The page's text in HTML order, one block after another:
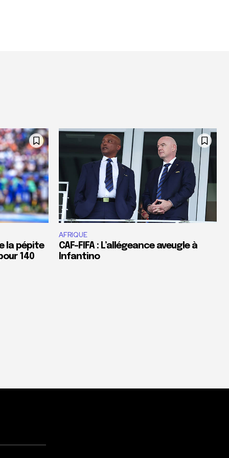
la pépite
140
AFRIQUE
CAF-FIFA : L’allégeance aveugle à
Infantino